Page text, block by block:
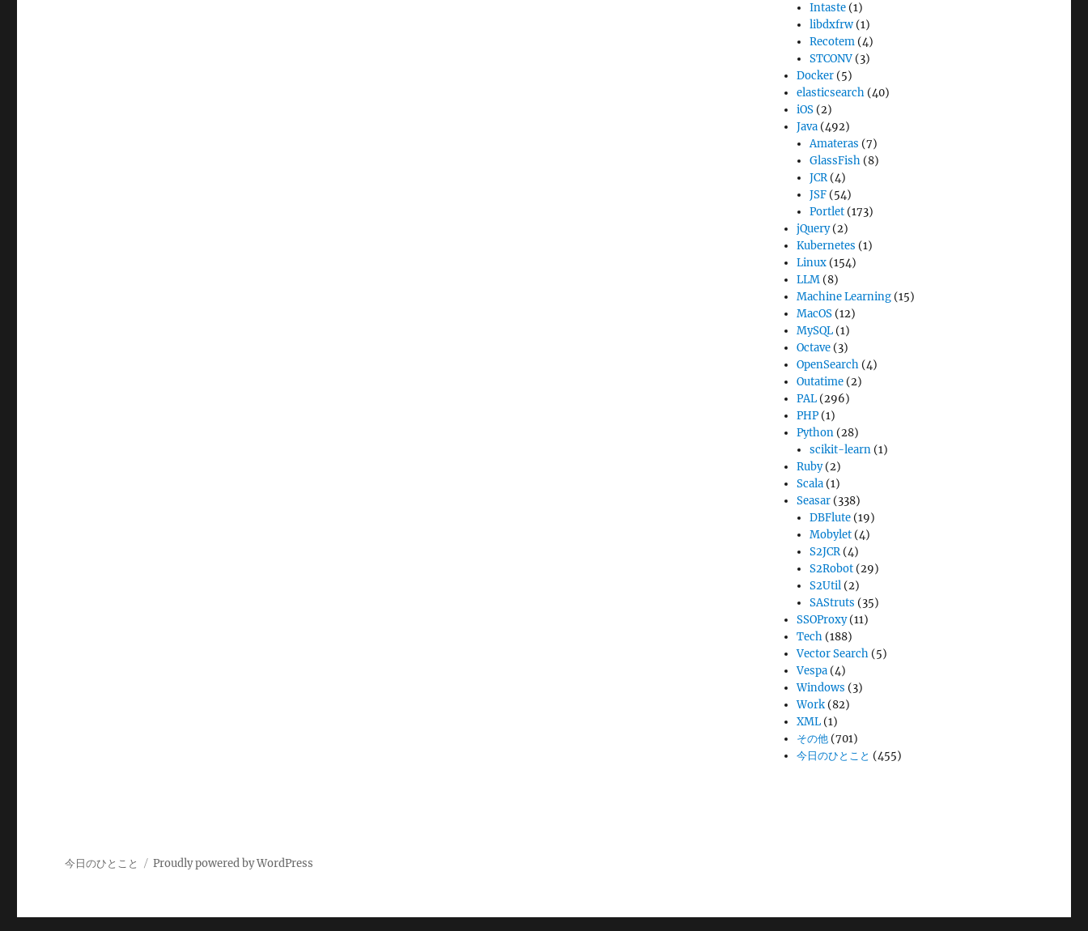
Intaste (1)
libdxfrw (1)
Recotem (4)
STCONV (3)
Docker (5)
elasticsearch (40)
iOS (2)
Java (492)
Amateras (7)
GlassFish (8)
JCR(4)
JSF (54)
Portlet (173)
jQuery(2)
Kubernetes (1)
Linux (154)
LLM (8)
Machine Learning (15)
MacOS (12)
MySQL (1)
Octave (3)
OpenSearch (4)
Outatime (2)
PAL (296)
PHP (1)
Python (28)
scikit-learn (1)
Ruby(2)
Scala (1)
Seasar (338)
DBFlute (19)
Mobylet (4)
S2JCR(4)
S2Robot (29)
S2Util (2)
SAStruts (35)
SSOProxy(11)
Tech (188)
Vector Search (5)
Vespa (4)
Windows (3)
Work (82)
XML (1)
その他 (701)
今日のひとこと (455)
今日のひとこと Proudly powered by WordPress